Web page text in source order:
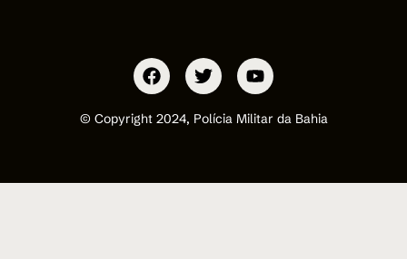
© Copyright 2024, Polícia Militar da Bahia